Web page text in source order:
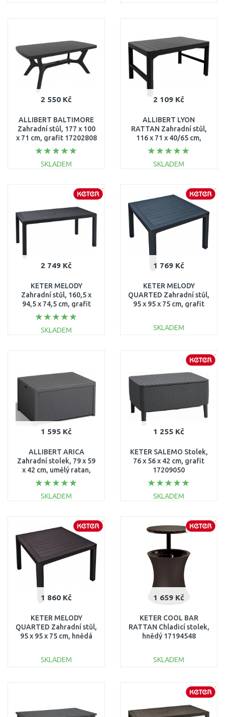
Porovnat
2 550 Kč
ALLIBERT BALTIMORE
Zahradní stůl, 177 x 100
x 71 cm, grafit 17202808
SKLADEM
2 109 Kč
ALLIBERT LYON
RATTAN Zahradní stůl,
116 x 71 x 40/65 cm,
grafit 17205429
SKLADEM
2 749 Kč
KETER MELODY
Zahradní stůl, 160,5 x
94,5 x 74,5 cm, grafit
17190205
SKLADEM
1 769 Kč
KETER MELODY
QUARTED Zahradní stůl,
95 x 95 x 75 cm, grafit
SKLADEM
1 595 Kč
ALLIBERT ARICA
Zahradní stolek, 79 x 59
x 42 cm, umělý ratan,
grafit 17200570
SKLADEM
1 255 Kč
KETER SALEMO Stolek,
76 x 56 x 42 cm, grafit
17209050
SKLADEM
Porovnat
1 860 Kč
KETER MELODY
QUARTED Zahradní stůl,
95 x 95 x 75 cm, hnědá
SKLADEM
1 659 Kč
KETER COOL BAR
RATTAN Chladicí stolek,
hnědý 17194548
SKLADEM